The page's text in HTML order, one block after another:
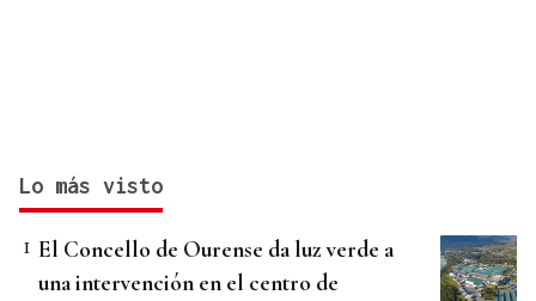
Lo más visto
El Concello de Ourense da luz verde a
una intervención en el centro de